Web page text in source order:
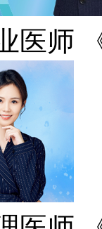
医师